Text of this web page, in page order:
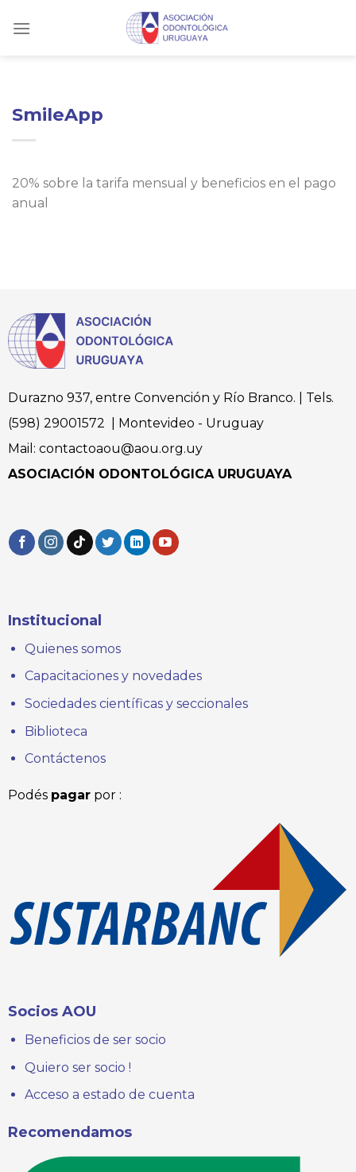
SmileApp
20% sobre la tarifa mensual y beneficios en el pago
anual
Durazno 937, entre Convención y Río Branco. | Tels.
(598) 29001572 | Montevideo - Uruguay
Mail: contactoaou@aou.org.uy
ASOCIACIÓN ODONTOLÓGICA URUGUAYA
Institucional
Quienes somos
Capacitaciones y novedades
Sociedades científicas y seccionales
Biblioteca
Contáctenos
Podés pagarpor :
Socios AOU
Beneficios de ser socio
Quiero ser socio !
Acceso a estado de cuenta
Recomendamos